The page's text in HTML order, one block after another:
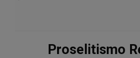
Proselitismo